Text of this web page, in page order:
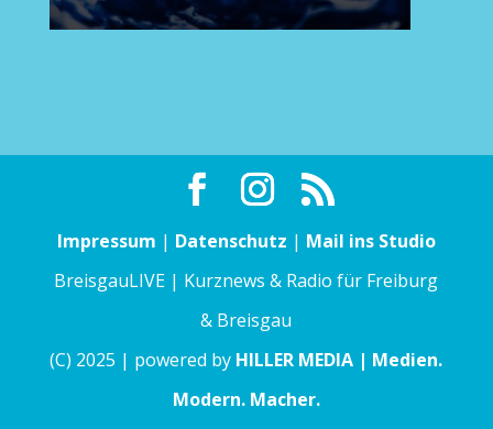
Impressum | Datenschutz | Mail ins Studio
BreisgauLIVE | Kurznews & Radio für Freiburg
& Breisgau
(C) 2025 | powered by HILLER MEDIA | Medien.
Modern. Macher.